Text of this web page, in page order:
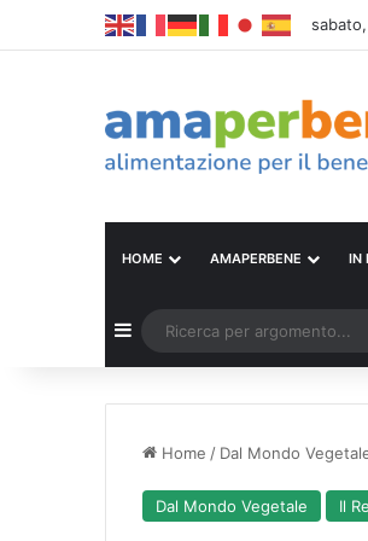
HOME AMAPERBENE IN
Barra laterale
Home / Dal Mondo
Dal Mondo Vegetale Il